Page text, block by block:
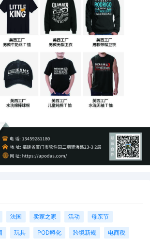
包」锁汇功能的卖家们，感受都很一
为汇率焦虑了”。
法国 卖家之家 活动 母亲节
玩具 POD孵化 跨境新规 电商税